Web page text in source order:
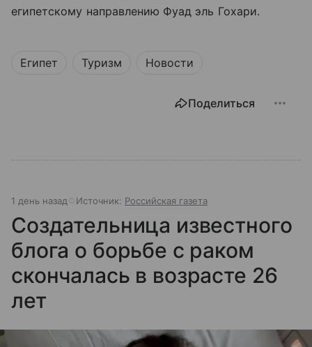
египетскому направлению Фуад эль Гохари.
Египет Туризм Новости
Поделиться
1 день назад Источник: Российская газета
Создательница известного
блога о борьбе с раком
скончалась в возрасте 26
лет